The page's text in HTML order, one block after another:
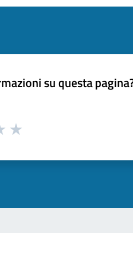
su questa